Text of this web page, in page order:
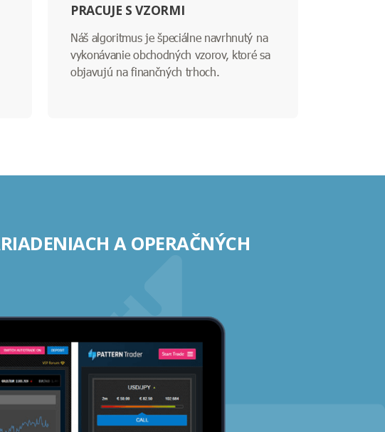
PRACUJE S VZORMI
Náš algoritmus je špeciálne navrhnutý na
vykonávanie obchodných vzorov, ktoré sa
objavujú na finančných trhoch.
A OPERAČNÝCH